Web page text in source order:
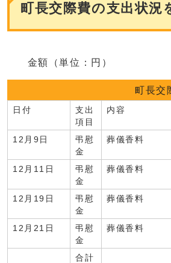
町長交際費の支出状況
金額（単位：円）
町長交
日付
支出
項目
内容
12月9日
弔慰
金
葬儀香料
12月11日
弔慰
金
葬儀香料
12月19日
弔慰
金
葬儀香料
12月21日
弔慰
金
葬儀香料
合計